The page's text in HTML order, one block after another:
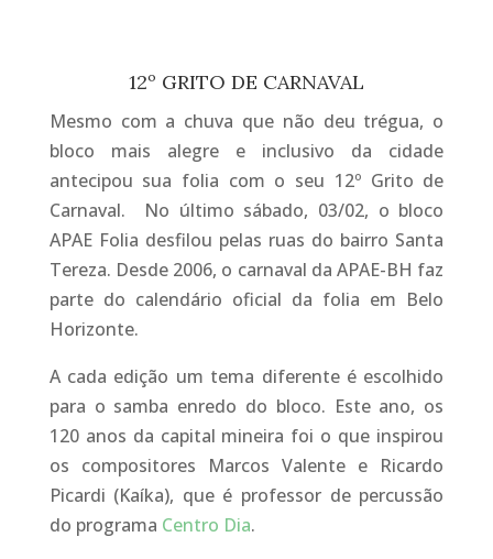
12º GRITO DE CARNAVAL
Mesmo com a chuva que não deu trégua, o
bloco mais alegre e inclusivo da cidade
antecipou sua folia com o seu 12º Grito de
Carnaval. No último sábado, 03/02, o bloco
APAE Folia desfilou pelas ruas do bairro Santa
Tereza. Desde 2006, o carnaval da APAE-BH faz
parte do calendário oficial da folia em Belo
Horizonte.
A cada edição um tema diferente é escolhido
para o samba enredo do bloco. Este ano, os
120 anos da capital mineira foi o que inspirou
os compositores Marcos Valente e Ricardo
Picardi (Kaíka), que é professor de percussão
do programa Centro Dia.